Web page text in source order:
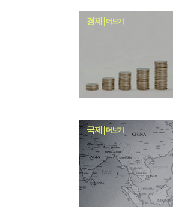
경제 더보기
국제 더보기